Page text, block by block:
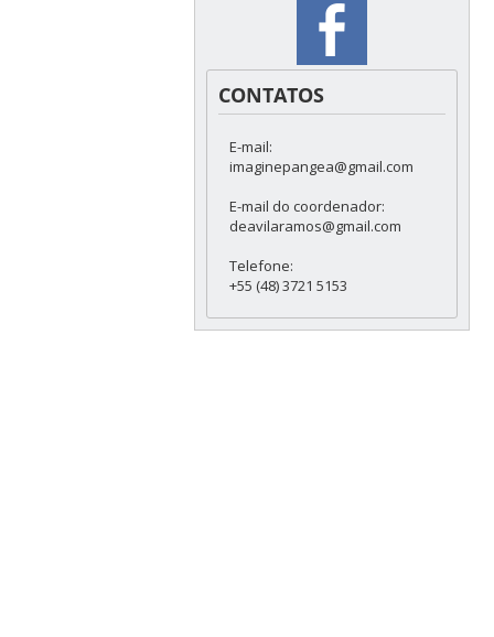
CONTATOS
E-mail:
imaginepangea@gmail.com
E-mail do coordenador:
deavilaramos@gmail.com
Telefone:
+55 (48) 3721 5153